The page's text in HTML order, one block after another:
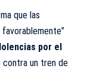
que las
favorablemente”
por el
contra un tren de